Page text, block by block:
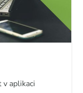
v aplikaci